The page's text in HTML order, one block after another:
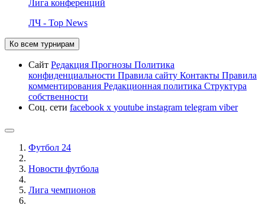
Лига конференций
ЛЧ - Top News
Ко всем турнирам
Сайт Редакция Прогнозы Политика
конфиденциальности Правила сайту Контакты Правила
комментирования Редакционная политика Структура
собственности
Соц. сети facebook x youtube instagram telegram viber
Футбол 24
Новости футбола
Лига чемпионов